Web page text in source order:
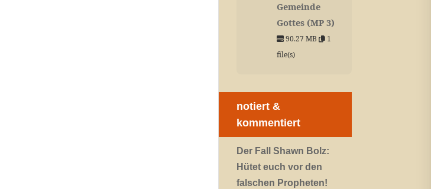
Gemeinde
Gottes (MP 3)
90.27 MB
1
file(s)
notiert &
kommentiert
Der Fall Shawn Bolz:
Hütet euch vor den
falschen Propheten!